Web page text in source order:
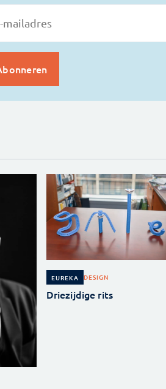
EUREKA DESIGN
Driezijdige rits